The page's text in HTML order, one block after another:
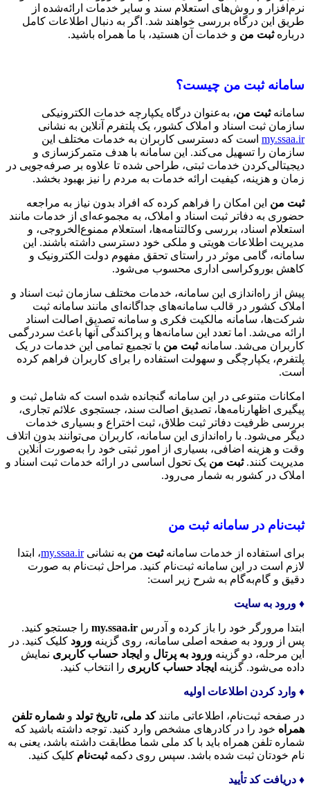
نرم‌افزار و روش‌های استعلام سند و سایر خدمات ارائه‌شده از
طریق این درگاه بررسی خواهند شد. اگر به دنبال اطلاعات کامل
دربارهثبت من و خدمات آن هستید، با ما همراه باشید.
سامانه ثبت من چیست؟
سامانهثبت من، به‌عنوان درگاه یکپارچه خدمات الکترونیکی
سازمان ثبت اسناد و املاک کشور، یک پلتفرم آنلاین به نشانی
my.ssaa.ir است که دسترسی کاربران به خدمات مختلف این
سازمان را تسهیل می‌کند. این سامانه با هدف متمرکزسازی و
دیجیتالی‌کردن خدمات ثبتی، طراحی شده تا علاوه بر صرفه‌جویی در
زمان و هزینه، کیفیت ارائه خدمات به مردم را نیز بهبود بخشد.
ثبت من این امکان را فراهم کرده که افراد بدون نیاز به مراجعه
حضوری به دفاتر ثبت اسناد و املاک، به مجموعه‌ای از خدمات مانند
استعلام اسناد، بررسی وکالتنامه‌ها، استعلام ممنوع‌الخروجی، و
مدیریت اطلاعات هویتی و ملکی خود دسترسی داشته باشند. این
سامانه، گامی موثر در راستای تحقق مفهوم دولت الکترونیک و
کاهش بوروکراسی اداری محسوب می‌شود.
پیش از راه‌اندازی این سامانه، خدمات مختلف سازمان ثبت اسناد و
املاک کشور در قالب سامانه‌های جداگانه‌ای مانند سامانه ثبت
شرکت‌ها، سامانه مالکیت فکری و سامانه تصدیق اصالت اسناد
ارائه می‌شد. اما تعدد این سامانه‌ها و پراکندگی آنها باعث سردرگمی
کاربران می‌شد. سامانهثبت من با تجمیع تمامی این خدمات در یک
پلتفرم، یکپارچگی و سهولت استفاده را برای کاربران فراهم کرده
است.
امکانات متنوعی در این سامانه گنجانده شده است که شامل ثبت و
پیگیری اظهارنامه‌ها، تصدیق اصالت سند، جستجوی علائم تجاری،
بررسی ظرفیت دفاتر ثبت طلاق، ثبت اختراع و بسیاری خدمات
دیگر می‌شود. با راه‌اندازی این سامانه، کاربران می‌توانند بدون اتلاف
وقت و هزینه اضافی، بسیاری از امور ثبتی خود را به‌صورت آنلاین
مدیریت کنند.ثبت من یک تحول اساسی در ارائه خدمات ثبت اسناد و
املاک در کشور به شمار می‌رود.
ثبت‌نام در سامانه ثبت من
برای استفاده از خدمات سامانهثبت من به نشانیmy.ssaa.ir، ابتدا
لازم است در این سامانه ثبت‌نام کنید. مراحل ثبت‌نام به صورت
دقیق و گام‌به‌گام به شرح زیر است:
♦️ ورود به سایت
ابتدا مرورگر خود را باز کرده و آدرس my.ssaa.ir را جستجو کنید.
پس از ورود به صفحه اصلی سامانه، روی گزینه ورود کلیک کنید. در
این مرحله، دو گزینه ورود به پرتال و ایجاد حساب کاربری نمایش
داده می‌شود. گزینه ایجاد حساب کاربری را انتخاب کنید.
♦️ وارد کردن اطلاعات اولیه
در صفحه ثبت‌نام، اطلاعاتی مانندکد ملی، تاریخ تولد و شماره تلفن
همراه خود را در کادرهای مشخص وارد کنید. توجه داشته باشید که
شماره تلفن همراه باید با کد ملی شما مطابقت داشته باشد، یعنی به
نام خودتان ثبت شده باشد. سپس روی دکمهثبت‌نام کلیک کنید.
♦️ دریافت کد تأیید